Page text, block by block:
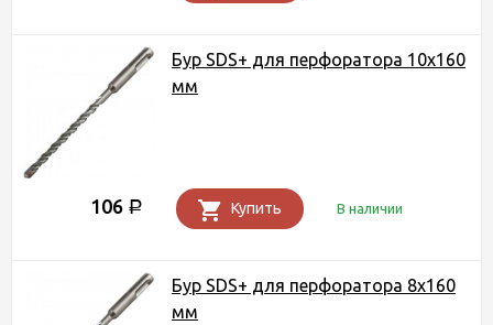
Бур SDS+ для перфоратора 10х160
мм
106 Р Купить В наличии
Бур SDS+ для перфоратора 8х160
мм